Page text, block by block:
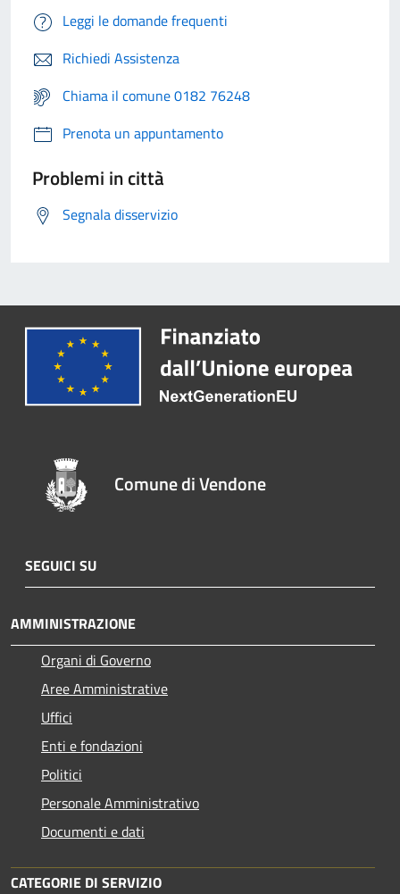
Leggi le domande frequenti
Richiedi Assistenza
Chiama il comune 0182 76248
Prenota un appuntamento
Problemi in città
Segnala disservizio
Comune di Vendone
SEGUICI SU
AMMINISTRAZIONE
Organi di Governo
Aree Amministrative
Uffici
Enti e fondazioni
Politici
Personale Amministrativo
Documenti e dati
CATEGORIE DI SERVIZIO